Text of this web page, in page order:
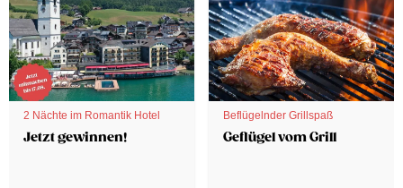
2 Nächte im Romantik Hotel
Jetzt gewinnen!
Beflügelnder Grillspaß
Geflügel vom Grill